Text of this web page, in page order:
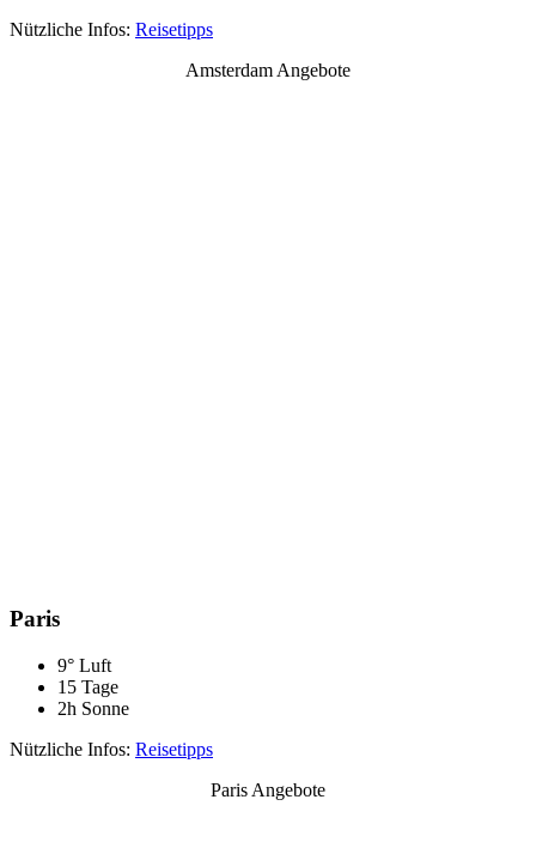
Nützliche Infos: Reisetipps
Amsterdam Angebote
Paris
9° Luft
15 Tage
2h Sonne
Nützliche Infos: Reisetipps
Paris Angebote